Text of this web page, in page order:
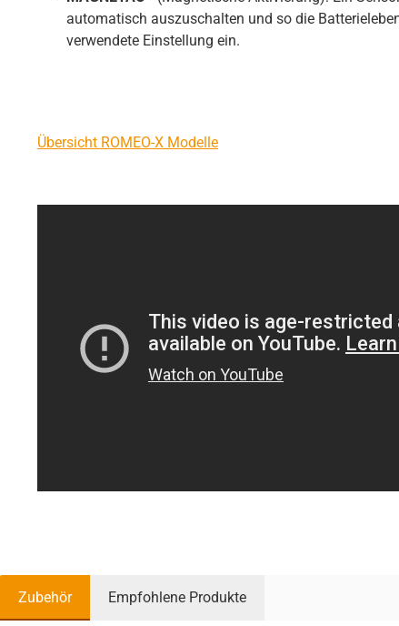
automatisch auszuschalten und so die
verwendete Einstellung ein.
Übersicht ROMEO-X Modelle
Zubehör Empfohlene Produkte